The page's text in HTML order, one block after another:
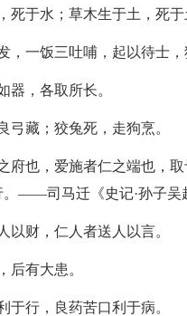
死于水；草木生于土，死于
，一饭三吐哺，起以待士，
器，各取所长。
弓藏；狡兔死，走狗烹。
府也，爱施者仁之端也，
——司马迁《史记·孙子吴
以财，仁人者送人以言。
后有大患。
于行，良药苦口利于病。